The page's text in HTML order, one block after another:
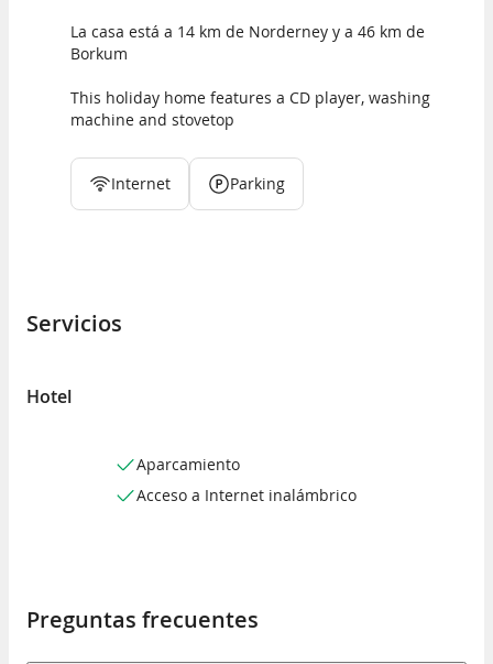
La casa está a 14 km de Norderney y a 46 km de
Borkum
This holiday home features a CD player, washing
machine and stovetop
Internet Parking
Servicios
Hotel
Aparcamiento
Acceso a Internet inalámbrico
Preguntas frecuentes